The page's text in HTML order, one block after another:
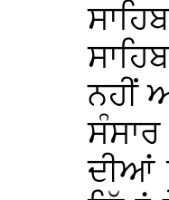
ਨਹੀਂ
ਦੀਆਂ